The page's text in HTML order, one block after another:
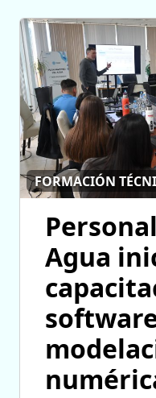
FORMACIÓN
Agua